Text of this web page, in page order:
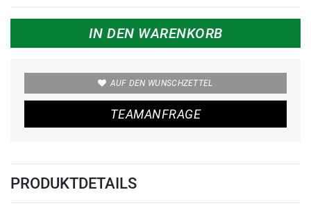
IN DEN WARENKORB
AUF DEN WUNSCHZETTEL
TEAMANFRAGE
PRODUKTDETAILS